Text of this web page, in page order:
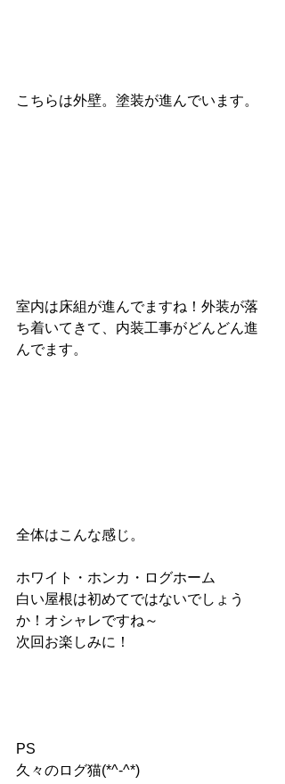
こちらは外壁。塗装が進んでいます。
室内は床組が進んでますね！外装が落
ち着いてきて、内装工事がどんどん進
んでます。
全体はこんな感じ。
ホワイト・ホンカ・ログホーム
白い屋根は初めてではないでしょう
か！オシャレですね～
次回お楽しみに！
PS
久々のログ猫(*^-^*)